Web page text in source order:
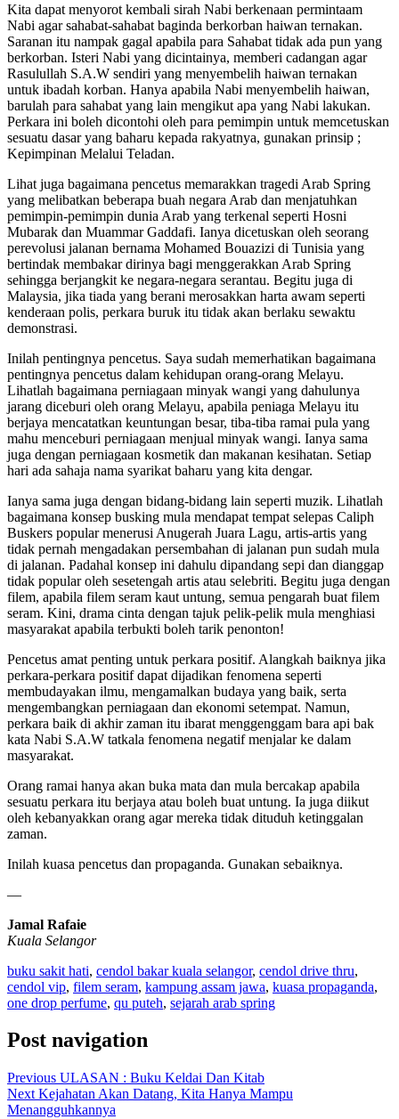
Kita dapat menyorot kembali sirah Nabi berkenaan permintaam
Nabi agar sahabat-sahabat baginda berkorban haiwan ternakan.
Saranan itu nampak gagal apabila para Sahabat tidak ada pun yang
berkorban. Isteri Nabi yang dicintainya, memberi cadangan agar
Rasulullah S.A.W sendiri yang menyembelih haiwan ternakan
untuk ibadah korban. Hanya apabila Nabi menyembelih haiwan,
barulah para sahabat yang lain mengikut apa yang Nabi lakukan.
Perkara ini boleh dicontohi oleh para pemimpin untuk memcetuskan
sesuatu dasar yang baharu kepada rakyatnya, gunakan prinsip ;
Kepimpinan Melalui Teladan.
Lihat juga bagaimana pencetus memarakkan tragedi Arab Spring
yang melibatkan beberapa buah negara Arab dan menjatuhkan
pemimpin-pemimpin dunia Arab yang terkenal seperti Hosni
Mubarak dan Muammar Gaddafi. Ianya dicetuskan oleh seorang
perevolusi jalanan bernama Mohamed Bouazizi di Tunisia yang
bertindak membakar dirinya bagi menggerakkan Arab Spring
sehingga berjangkit ke negara-negara serantau. Begitu juga di
Malaysia, jika tiada yang berani merosakkan harta awam seperti
kenderaan polis, perkara buruk itu tidak akan berlaku sewaktu
demonstrasi.
Inilah pentingnya pencetus. Saya sudah memerhatikan bagaimana
pentingnya pencetus dalam kehidupan orang-orang Melayu.
Lihatlah bagaimana perniagaan minyak wangi yang dahulunya
jarang diceburi oleh orang Melayu, apabila peniaga Melayu itu
berjaya mencatatkan keuntungan besar, tiba-tiba ramai pula yang
mahu menceburi perniagaan menjual minyak wangi. Ianya sama
juga dengan perniagaan kosmetik dan makanan kesihatan. Setiap
hari ada sahaja nama syarikat baharu yang kita dengar.
Ianya sama juga dengan bidang-bidang lain seperti muzik. Lihatlah
bagaimana konsep busking mula mendapat tempat selepas Caliph
Buskers popular menerusi Anugerah Juara Lagu, artis-artis yang
tidak pernah mengadakan persembahan di jalanan pun sudah mula
di jalanan. Padahal konsep ini dahulu dipandang sepi dan dianggap
tidak popular oleh sesetengah artis atau selebriti. Begitu juga dengan
filem, apabila filem seram kaut untung, semua pengarah buat filem
seram. Kini, drama cinta dengan tajuk pelik-pelik mula menghiasi
masyarakat apabila terbukti boleh tarik penonton!
Pencetus amat penting untuk perkara positif. Alangkah baiknya jika
perkara-perkara positif dapat dijadikan fenomena seperti
membudayakan ilmu, mengamalkan budaya yang baik, serta
mengembangkan perniagaan dan ekonomi setempat. Namun,
perkara baik di akhir zaman itu ibarat menggenggam bara api bak
kata Nabi S.A.W tatkala fenomena negatif menjalar ke dalam
masyarakat.
Orang ramai hanya akan buka mata dan mula bercakap apabila
sesuatu perkara itu berjaya atau boleh buat untung. Ia juga diikut
oleh kebanyakkan orang agar mereka tidak dituduh ketinggalan
zaman.
Inilah kuasa pencetus dan propaganda. Gunakan sebaiknya.
—
Jamal Rafaie
Kuala Selangor
buku sakit hati, cendol bakar kuala selangor, cendol drive thru,
cendol vip, filem seram, kampung assam jawa, kuasa propaganda,
one drop perfume, qu puteh, sejarah arab spring
Post navigation
Previous ULASAN : Buku Keldai Dan Kitab
Next Kejahatan Akan Datang, Kita Hanya Mampu
Menangguhkannya